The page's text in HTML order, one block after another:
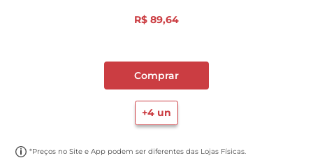
R$ 89,64
Comprar
+4 un
*Preços no Site e App podem ser diferentes das Lojas Físicas.